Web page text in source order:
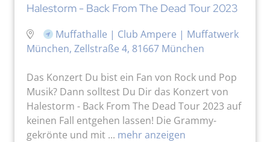
Halestorm - Back From The Dead Tour 2023
Muffathalle | Club Ampere | Muffatwerk
München, Zellstraße 4, 81667 München
Das Konzert Du bist ein Fan von Rock und Pop
Musik? Dann solltest Du Dir das Konzert von
Halestorm - Back From The Dead Tour 2023 auf
keinen Fall entgehen lassen! Die Grammy-
gekrönte und mit ... mehr anzeigen